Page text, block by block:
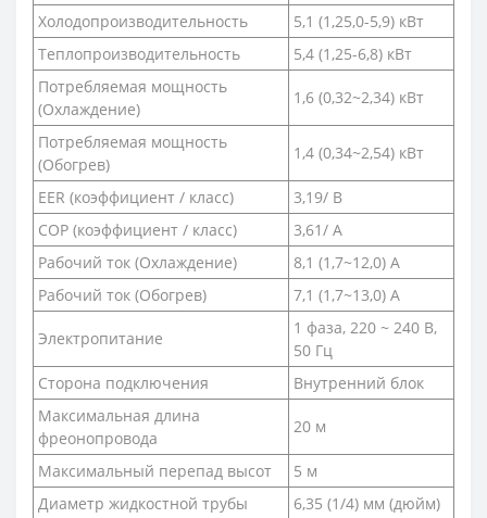
Холодопроизводительность
5,1 (1,25,0-5,9) кВт
Теплопроизводительность
5,4 (1,25-6,8) кВт
Потребляемая мощность
(Охлаждение)
1,6 (0,32~2,34) кВт
Потребляемая мощность
(Обогрев)
1,4 (0,34~2,54) кВт
EER (коэффициент / класс)
3,19/ B
COP (коэффициент / класс)
3,61/ А
Рабочий ток (Охлаждение)
8,1 (1,7~12,0) A
Рабочий ток (Обогрев)
7,1 (1,7~13,0) А
Электропитание
1 фаза, 220 ~ 240 В,
50 Гц
Сторона подключения
Внутренний блок
Максимальная длина
фреонопровода
20 м
Максимальный перепад высот
5 м
Диаметр жидкостной трубы
6,35 (1/4) мм (дюйм)